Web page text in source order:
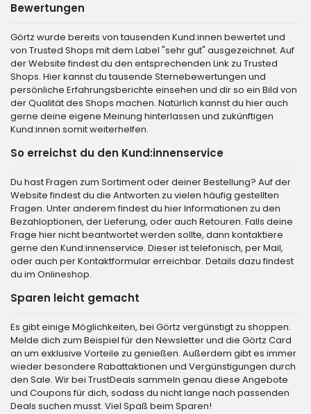
Bewertungen
Görtz wurde bereits von tausenden Kund:innen bewertet und
von Trusted Shops mit dem Label "sehr gut" ausgezeichnet. Auf
der Website findest du den entsprechenden Link zu Trusted
Shops. Hier kannst du tausende Sternebewertungen und
persönliche Erfahrungsberichte einsehen und dir so ein Bild von
der Qualität des Shops machen. Natürlich kannst du hier auch
gerne deine eigene Meinung hinterlassen und zukünftigen
Kund:innen somit weiterhelfen.
So erreichst du den Kund:innenservice
Du hast Fragen zum Sortiment oder deiner Bestellung? Auf der
Website findest du die Antworten zu vielen häufig gestellten
Fragen. Unter anderem findest du hier Informationen zu den
Bezahloptionen, der Lieferung, oder auch Retouren. Falls deine
Frage hier nicht beantwortet werden sollte, dann kontaktiere
gerne den Kund:innenservice. Dieser ist telefonisch, per Mail,
oder auch per Kontaktformular erreichbar. Details dazu findest
du im Onlineshop.
Sparen leicht gemacht
Es gibt einige Möglichkeiten, bei Görtz vergünstigt zu shoppen.
Melde dich zum Beispiel für den Newsletter und die Görtz Card
an um exklusive Vorteile zu genießen. Außerdem gibt es immer
wieder besondere Rabattaktionen und Vergünstigungen durch
den Sale. Wir bei TrustDeals sammeln genau diese Angebote
und Coupons für dich, sodass du nicht lange nach passenden
Deals suchen musst. Viel Spaß beim Sparen!